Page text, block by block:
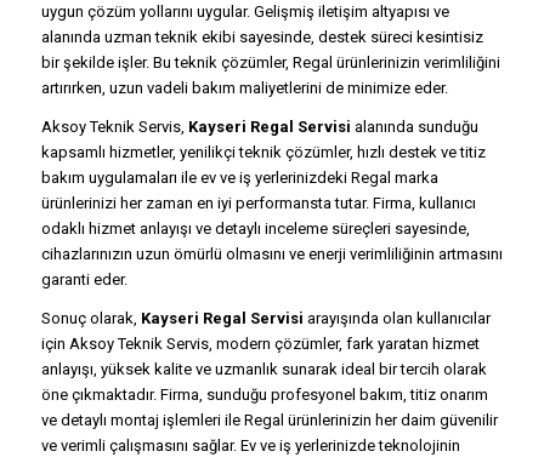
uygun çözüm yollarını uygular. Gelişmiş iletişim altyapısı ve
alanında uzman teknik ekibi sayesinde, destek süreci kesintisiz
bir şekilde işler. Bu teknik çözümler, Regal ürünlerinizin verimliliğini
artırırken, uzun vadeli bakım maliyetlerini de minimize eder.
Aksoy Teknik Servis, Kayseri Regal Servisi alanında sunduğu
kapsamlı hizmetler, yenilikçi teknik çözümler, hızlı destek ve titiz
bakım uygulamaları ile ev ve iş yerlerinizdeki Regal marka
ürünlerinizi her zaman en iyi performansta tutar. Firma, kullanıcı
odaklı hizmet anlayışı ve detaylı inceleme süreçleri sayesinde,
cihazlarınızın uzun ömürlü olmasını ve enerji verimliliğinin artmasını
garanti eder.
Sonuç olarak, Kayseri Regal Servisi arayışında olan kullanıcılar
için Aksoy Teknik Servis, modern çözümler, fark yaratan hizmet
anlayışı, yüksek kalite ve uzmanlık sunarak ideal bir tercih olarak
öne çıkmaktadır. Firma, sunduğu profesyonel bakım, titiz onarım
ve detaylı montaj işlemleri ile Regal ürünlerinizin her daim güvenilir
ve verimli çalışmasını sağlar. Ev ve iş yerlerinizde teknolojinin